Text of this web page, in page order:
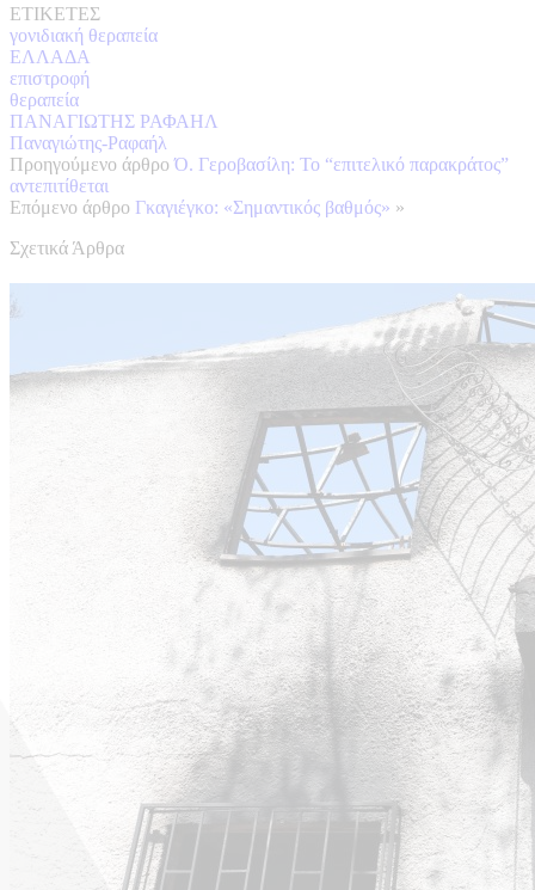
ΕΤΙΚΕΤΕΣ
γονιδιακή θεραπεία
ΕΛΛΑΔΑ
επιστροφή
θεραπεία
ΠΑΝΑΓΙΩΤΗΣ ΡΑΦΑΗΛ
Παναγιώτης-Ραφαήλ
Προηγούμενο άρθρο Ό. Γεροβασίλη: Το “επιτελικό παρακράτος”
αντεπιτίθεται
Επόμενο άρθρο Γκαγιέγκο: «Σημαντικός βαθμός» »
Σχετικά Άρθρα